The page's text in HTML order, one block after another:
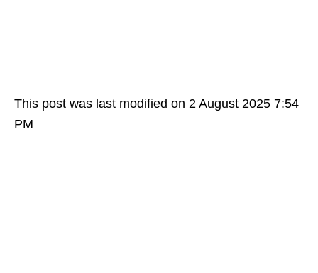
This post was last modified on 2 August 2025 7:54
PM